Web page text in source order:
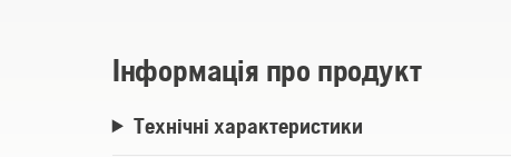
Інформація про продукт
Технічні характеристики